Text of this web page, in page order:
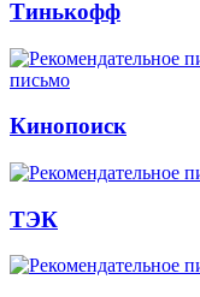
Тинькофф
письмо
Кинопоиск
ТЭК